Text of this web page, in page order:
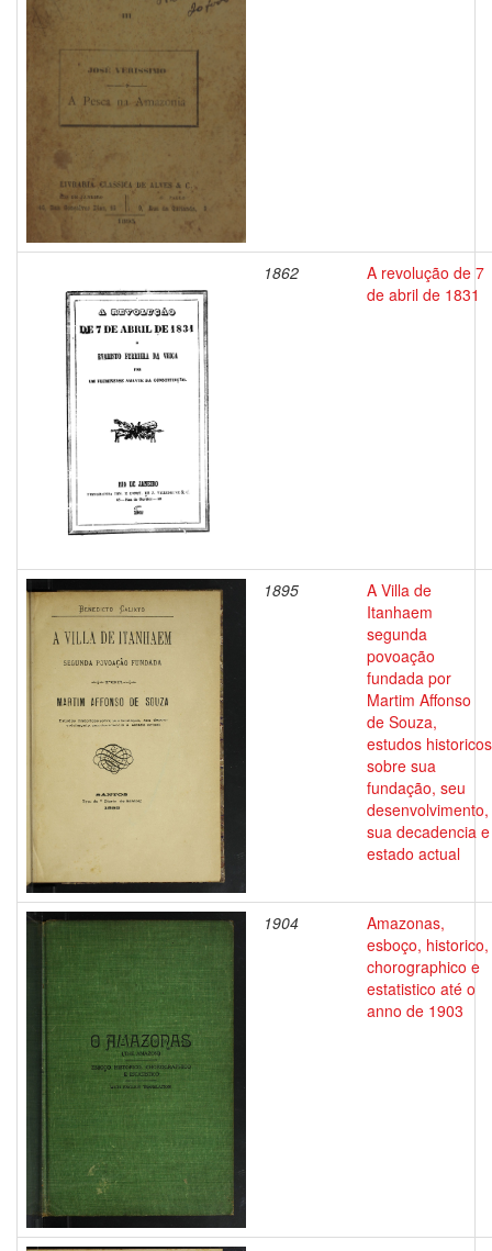
1862
A revolução de 7
de abril de 1831
1895
A Villa de
Itanhaem
segunda
povoação
fundada por
Martim Affonso
de Souza,
estudos historicos
sobre sua
fundação, seu
desenvolvimento,
sua decadencia e
estado actual
1904
Amazonas,
esboço, historico,
chorographico e
estatistico até o
anno de 1903